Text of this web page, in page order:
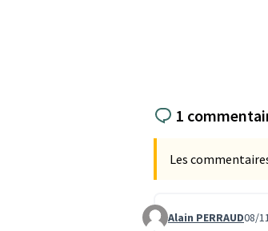
1
Les
Commentaire 2745
Alain PERRAUD08/